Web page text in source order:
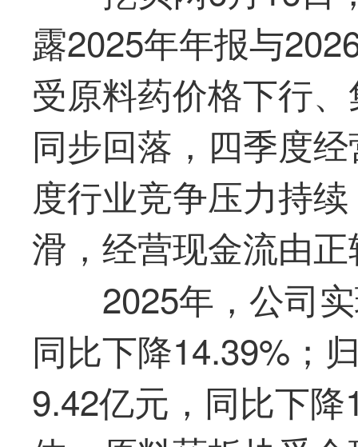
露2025年年报与
受原料药价格下行
同步回落，四季度
度行业竞争压力持
滑，经营现金流由
2025年，公司
同比下降14.39%；
9.42亿元，同比下